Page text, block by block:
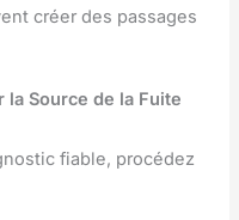
créer des passages
Source de la Fuite
fiable, procédez